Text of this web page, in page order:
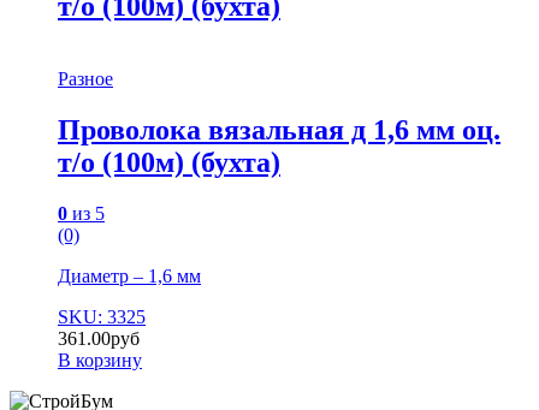
Разное
Проволока вязальная д 1,6 мм оц.
т/о (100м) (бухта)
0 из 5
(0)
Диаметр – 1,6 мм
SKU: 3325
361.00руб
В корзину